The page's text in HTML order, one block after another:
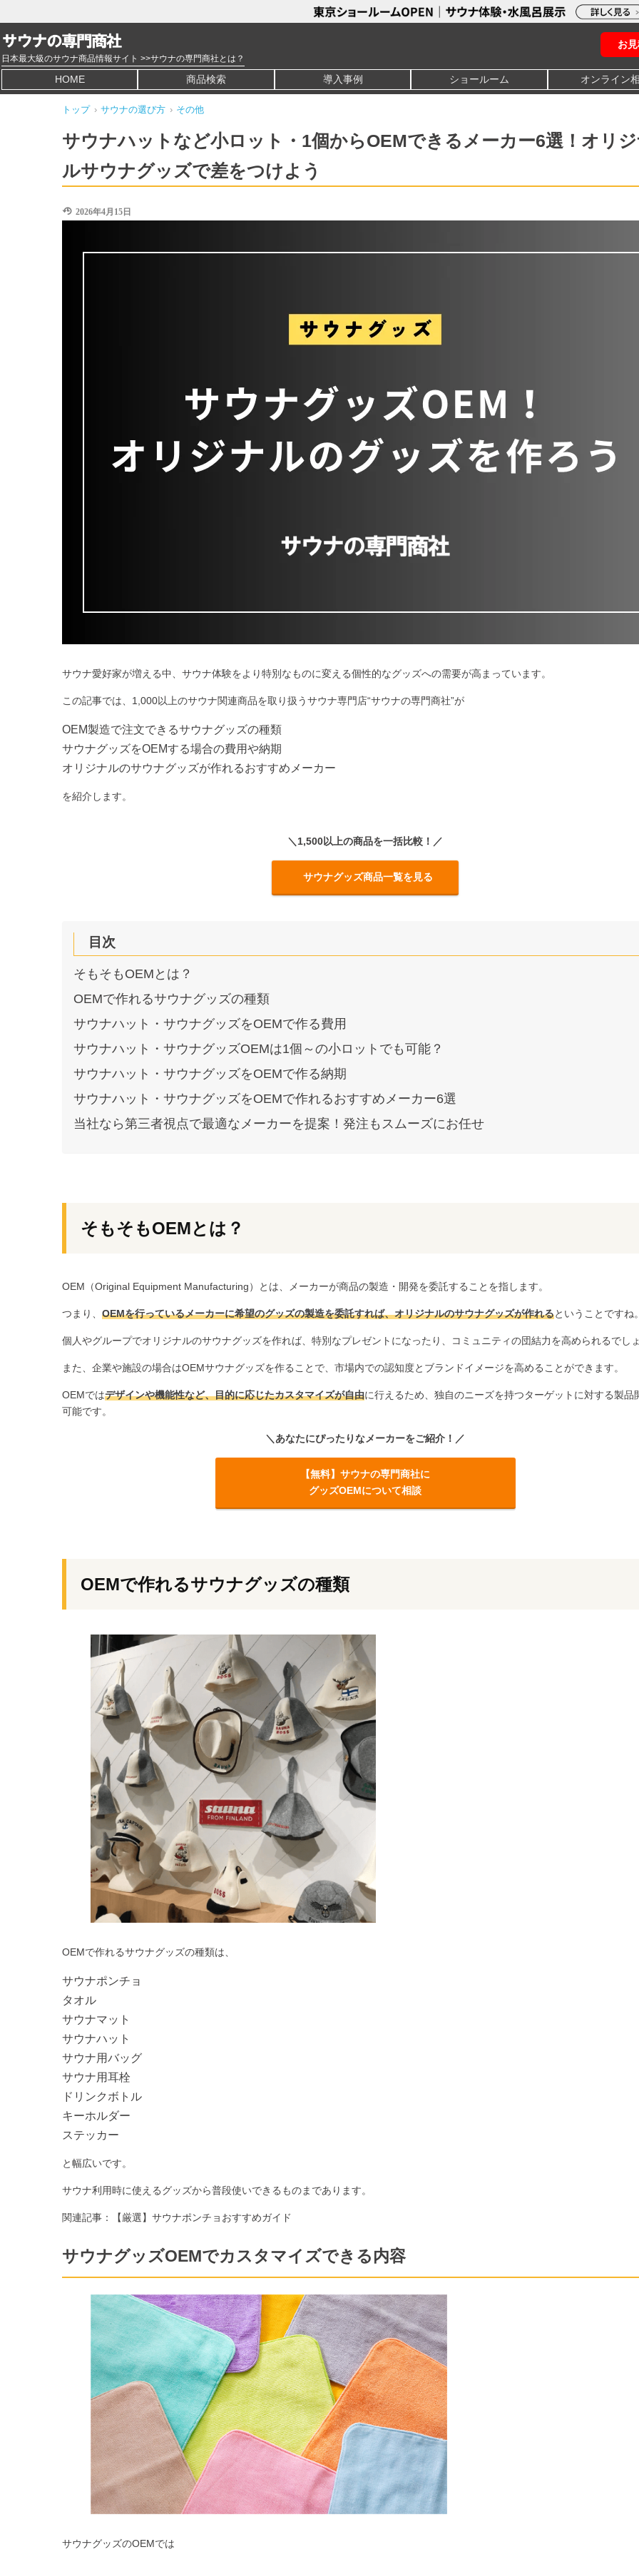
日本最大級のサウナ商品情報サイト >>サウナの専門商社とは？
お
HOME 商品検索 導入事例 ショールーム オンライン
トップ › サウナの選び方 › その他
サウナハットなど小ロット・1個からOEMできるメーカー6選！オリ
ルサウナグッズで差をつけよう
2026年4月15日
サウナ愛好家が増える中、サウナ体験をより特別なものに変える個性的なグッズへの需要が高まっています。
この記事では、1,000以上のサウナ関連商品を取り扱うサウナ専門店“サウナの専門商社”が
OEM製造で注文できるサウナグッズの種類
サウナグッズをOEMする場合の費用や納期
オリジナルのサウナグッズが作れるおすすめメーカー
を紹介します。
＼1,500以上の商品を一括比較！／
サウナグッズ商品一覧を見る
目次
そもそもOEMとは？
OEMで作れるサウナグッズの種類
サウナハット・サウナグッズをOEMで作る費用
サウナハット・サウナグッズOEMは1個～の小ロットでも可能？
サウナハット・サウナグッズをOEMで作る納期
サウナハット・サウナグッズをOEMで作れるおすすめメーカー6選
当社なら第三者視点で最適なメーカーを提案！発注もスムーズにお任せ
そもそもOEMとは？
OEM（Original Equipment Manufacturing）とは、メーカーが商品の製造・開発を委託することを指します。
つまり、 OEMを行っているメーカーに希望のグッズの製造を委託すれば、オリジナルのサウナグッズが作れるということですね
個人やグループでオリジナルのサウナグッズを作れば、特別なプレゼントになったり、コミュニティの団結力を高められるでし
また、企業や施設の場合はOEMサウナグッズを作ることで、市場内での認知度とブランドイメージを高めることができます。
OEMではデザインや機能性など、目的に応じたカスタマイズが自由に行えるため、独自のニーズを持つターゲットに対する製品
可能です。
＼あなたにぴったりなメーカーをご紹介！／
【無料】 サウナの専門商社に
グッズOEMについて相談
OEMで作れるサウナグッズの種類
OEMで作れるサウナグッズの種類は、
サウナポンチョ
タオル
サウナマット
サウナハット
サウナ用バッグ
サウナ用耳栓
ドリンクボトル
キーホルダー
ステッカー
と幅広いです。
サウナ利用時に使えるグッズから普段使いできるものまであります。
関連記事： 【厳選】サウナポンチョおすすめガイド
サウナグッズOEMでカスタマイズできる内容
サウナグッズのOEMでは